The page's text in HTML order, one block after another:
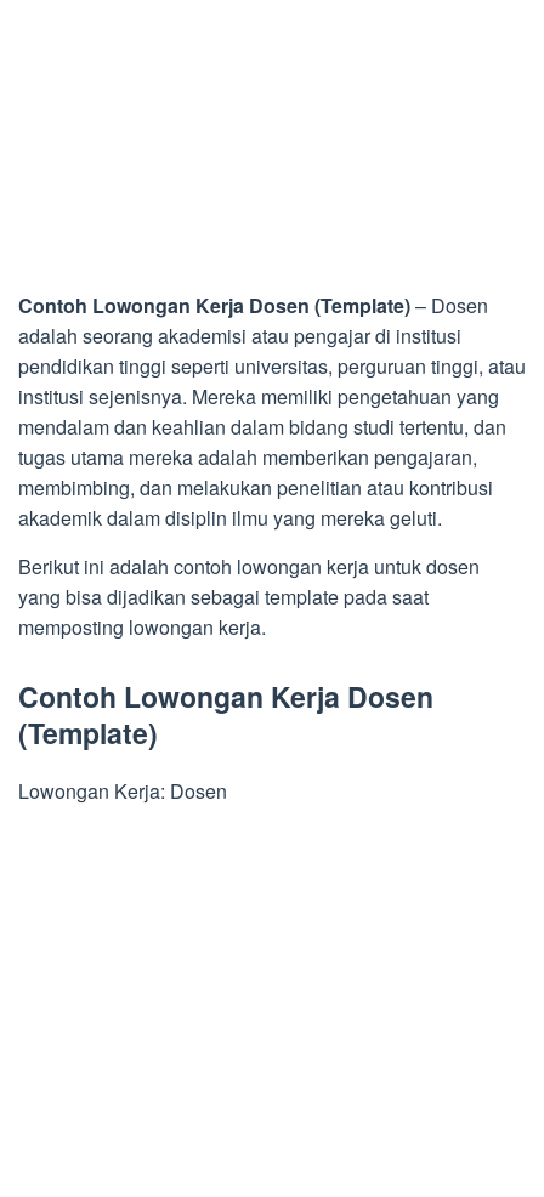
Contoh Lowongan Kerja Dosen (Template)– Dosen
adalah seorang akademisi atau pengajar di institusi
pendidikan tinggi seperti universitas, perguruan tinggi, atau
institusi sejenisnya. Mereka memiliki pengetahuan yang
mendalam dan keahlian dalam bidang studi tertentu, dan
tugas utama mereka adalah memberikan pengajaran,
membimbing, dan melakukan penelitian atau kontribusi
akademik dalam disiplin ilmu yang mereka geluti.
Berikut ini adalah contoh lowongan kerja untuk dosen
yang bisa dijadikan sebagai template pada saat
memposting lowongan kerja.
Contoh Lowongan Kerja Dosen
(Template)
Lowongan Kerja: Dosen